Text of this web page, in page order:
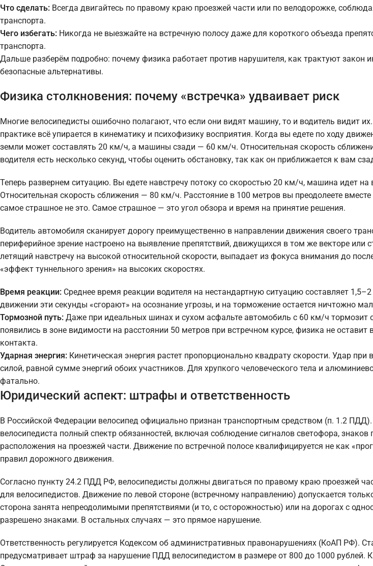
Что сделать: Всегда двигайтесь по правому краю проезжей части или по велодорожке,
транспорта.
Чего избегать: Никогда не выезжайте на встречную полосу даже для короткого объезда
транспорта.
Дальше разберём подробно: почему физика работает против нарушителя, как трактуют закон
безопасные альтернативы.
Физика столкновения: почему «встречка» удваивает риск
Многие велосипедисты ошибочно полагают, что если они видят машину, то и водитель видит
практике всё упирается в кинематику и психофизику восприятия. Когда вы едете по ходу
земли может составлять 20 км/ч, а машины сзади — 60 км/ч. Относительная скорость
водителя есть несколько секунд, чтобы оценить обстановку, так как он приближается к вам
Теперь развернем ситуацию. Вы едете навстречу потоку со скоростью 20 км/ч, машина идет
Относительная скорость сближения — 80 км/ч. Расстояние в 100 метров вы преодолеете
самое страшное не это. Самое страшное — это угол обзора и время на принятие решения.
Водитель автомобиля сканирует дорогу преимущественно в направлении движения своего
периферийное зрение настроено на выявление препятствий, движущихся в том же векторе или
летящий навстречу на высокой относительной скорости, выпадает из фокуса внимания до
«эффект туннельного зрения» на высоких скоростях.
Время реакции: Среднее время реакции водителя на нестандартную ситуацию составляет
движении эти секунды «сгорают» на осознание угрозы, и на торможение остается ничтожно
Тормозной путь: Даже при идеальных шинах и сухом асфальте автомобиль с 60 км/ч тормозит
появились в зоне видимости на расстоянии 50 метров при встречном курсе, физика не
контакта.
Ударная энергия: Кинетическая энергия растет пропорционально квадрату скорости. Удар
силой, равной сумме энергий обоих участников. Для хрупкого человеческого тела и
фатально.
Юридический аспект: штрафы и ответственность
В Российской Федерации велосипед официально признан транспортным средством (п. 1.2
велосипедиста полный спектр обязанностей, включая соблюдение сигналов светофора, знаков
расположения на проезжей части. Движение по встречной полосе квалифицируется не как
правил дорожного движения.
Согласно пункту 24.2 ПДД РФ, велосипедисты должны двигаться по правому краю проезжей
для велосипедистов. Движение по левой стороне (встречному направлению) допускается
сторона занята непреодолимыми препятствиями (и то, с осторожностью) или на дорогах с
разрешено знаками. В остальных случаях — это прямое нарушение.
Ответственность регулируется Кодексом об административных правонарушениях (КоАП РФ).
предусматривает штраф за нарушение ПДД велосипедистом в размере от 800 до 1000 рублей.